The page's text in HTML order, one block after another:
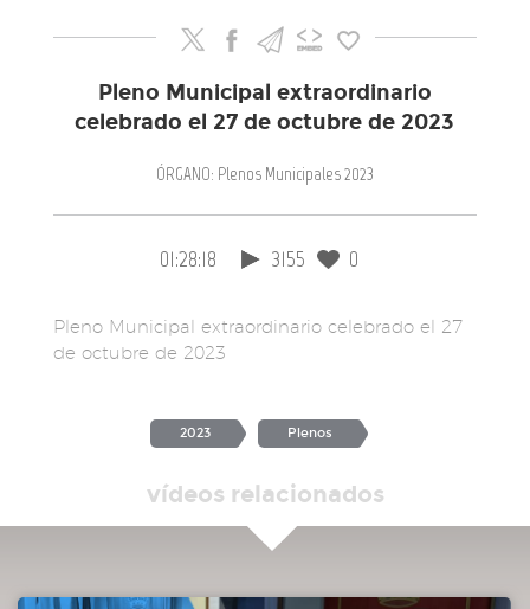
Pleno Municipal extraordinario
celebrado el 27 de octubre de 2023
ÓRGANO: Plenos Municipales 2023
01:28:18 3155 0
Pleno Municipal extraordinario celebrado el 27
de octubre de 2023
2023 Plenos
vídeos relacionados